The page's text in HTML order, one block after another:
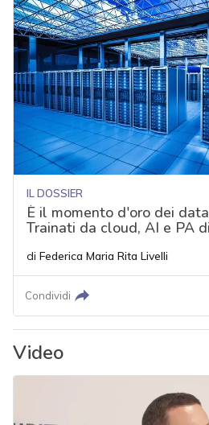
IL DOSSIER
È il momento d'oro dei
Trainati da cloud, AI e PA
di Federica Maria Rita Livelli
Condividi
Video